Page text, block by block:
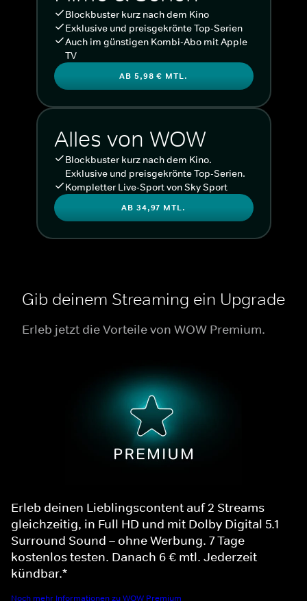
Blockbuster kurz nach dem Kino
Exklusive und preisgekrönte Top-Serien
Auch im günstigen Kombi-Abo mit Apple
TV
AB 5,98 € MTL.
Alles von WOW
Blockbuster kurz nach dem Kino.
Exklusive und preisgekrönte Top-Serien.
Kompletter Live-Sport von Sky Sport
AB 34,97 MTL.
Gib deinem Streaming ein Upgrade
Erleb jetzt die Vorteile von WOW Premium.
Erleb deinen Lieblingscontent auf 2 Streams
gleichzeitig, in Full HD und mit Dolby Digital 5.1
Surround Sound – ohne Werbung. 7 Tage
kostenlos testen. Danach 6 € mtl. Jederzeit
kündbar.*
Noch mehr Informationen zu WOW Premium